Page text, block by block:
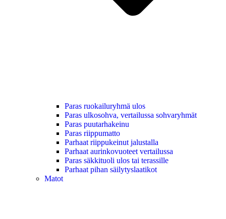
Paras ruokailuryhmä ulos
Paras ulkosohva, vertailussa sohvaryhmät
Paras puutarhakeinu
Paras riippumatto
Parhaat riippukeinut jalustalla
Parhaat aurinkovuoteet vertailussa
Paras säkkituoli ulos tai terassille
Parhaat pihan säilytyslaatikot
Matot